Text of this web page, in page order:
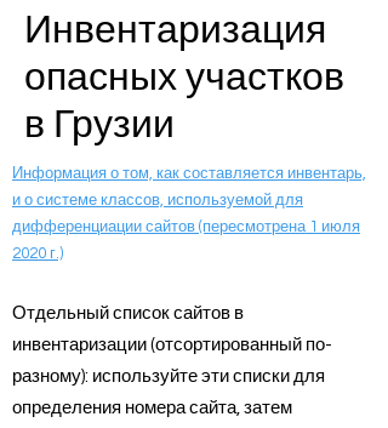
Инвентаризация
опасных участков
в Грузии
Информация о том, как составляется инвентарь,
и о системе классов, используемой для
дифференциации сайтов (пересмотрена 1 июля
2020 г.)
Отдельный список сайтов в
инвентаризации (отсортированный по-
разному): используйте эти списки для
определения номера сайта, затем